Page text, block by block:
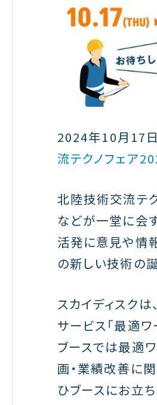
2024年10月17日
流テクノフェア
北陸技術交流テ
などが一堂に会
活発に意見や情
の新しい技術の
スカイディスク
サービス「最適
ブースでは最適
画・業績改善に
ひブースにお立ち